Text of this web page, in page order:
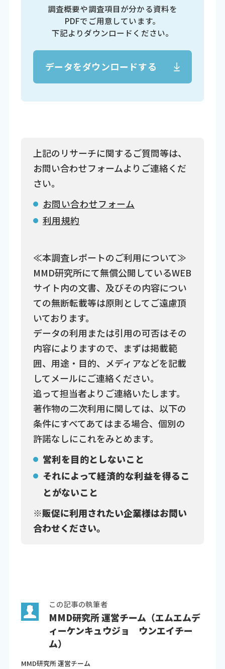
調査概要や調査項目が分かる資料を
PDFでご用意しています。
下記よりダウンロードください。
データをダウンロードする
上記のリサーチに関するご質問等は、
お問い合わせフォームよりご連絡くだ
さい。
お問い合わせフォーム
利用規約
≪本調査レポートのご利用について≫
MMD研究所にて無償公開しているWEB
サイト内の文書、及びその内容につい
ての無断転載等は原則としてご遠慮頂
いております。
データの利用または引用の可否はその
内容によりますので、まずは掲載範
囲、用途・目的、メディアなどを記載
してメールにご連絡ください。
追って担当者よりご連絡いたします。
著作物の二次利用に関しては、以下の
条件にすべてあてはまる場合、個別の
許諾なしにこれをみとめます。
営利を目的としないこと
それによって経済的な利益を得るこ
とがないこと
※販促に利用されたい企業様はお問い
合わせください。
この記事の執筆者
MMD研究所 運営チーム（エムエムデ
ィーケンキュウジョ ウンエイチー
ム）
MMD研究所 運営チーム